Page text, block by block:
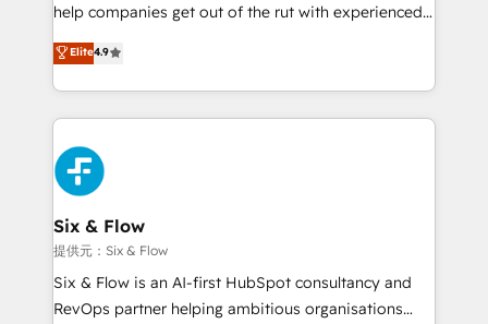
partners who will embed ourselves into your
business, processes and systems 🏢 We specialise in
working with mid-market and enterprise
organisations, global organisations and those with
complex use cases 🏆 CRM Implementation,
Platform Enablement, Custom Integration and
Onboarding Accredited 🔐 ISO27001 & ISO9001
Certified
help companies get out of the rut with experienced,
process-oriented teams implementing HubSpot
Marketing, Sales, Service, CMS and Operations Hub,
so selling and actually engaging with your customers
feels easy and pain-free. We are a top ranked
HubSpot Elite Partner, winner of Rookie of the Year
and Customer First Awards, 4.9/5 rating in HubSpot
Reviews and 4.9/5 rating in Clutch Reviews. Digifianz
helps the following industries: logistics & 3PL, home
improvement & construction, branding and
commercialization, real estate, health, education,
SaaS, Software Dev & IT and consulting, make the
Elite4.9
Six & Flow
提供元：Six & Flow
Six & Flow is an AI-first HubSpot consultancy and
RevOps partner helping ambitious organisations